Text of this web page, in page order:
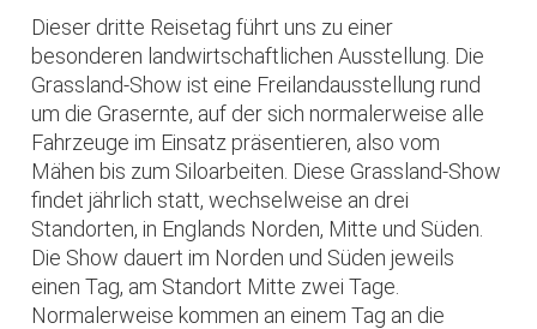
Dieser dritte Reisetag führt uns zu einer
besonderen landwirtschaftlichen Ausstellung. Die
Grassland-Show ist eine Freilandausstellung rund
um die Grasernte, auf der sich normalerweise alle
Fahrzeuge im Einsatz präsentieren, also vom
Mähen bis zum Siloarbeiten. Diese Grassland-Show
findet jährlich statt, wechselweise an drei
Standorten, in Englands Norden, Mitte und Süden.
Die Show dauert im Norden und Süden jeweils
einen Tag, am Standort Mitte zwei Tage.
Normalerweise kommen an einem Tag an die